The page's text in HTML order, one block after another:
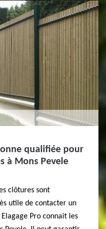
qualifiée pour
à Mons Pevele
clôtures sont
utile de contacter un
Pro connait les